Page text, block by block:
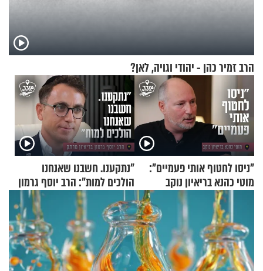
הרב זמיר כהן - יהודי וגויה, לאן?
"ניסו לחטוף אותי פעמיים":
מוטי כהנא בריאיון נוקב
"נתקענו. חשבנו שאנחנו
הולכים למות": הרב יוסף גרמון
בריאיון מרתק